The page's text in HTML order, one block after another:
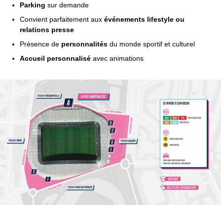
Parking sur demande
Convient parfaitement aux événements lifestyle ou
relations presse
Présence de personnalités du monde sportif et culturel
Accueil personnalisé avec animations